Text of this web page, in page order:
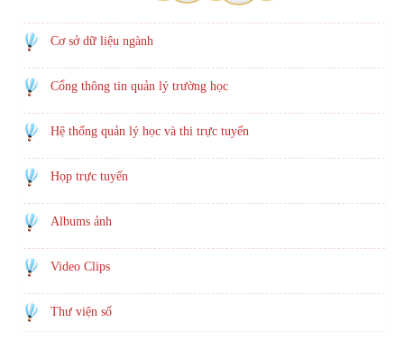
Cơ sở dữ liệu ngành
Cổng thông tin quản lý trường học
Hệ thống quản lý học và thi trực tuyến
Họp trực tuyến
Albums ảnh
Video Clips
Thư viện số